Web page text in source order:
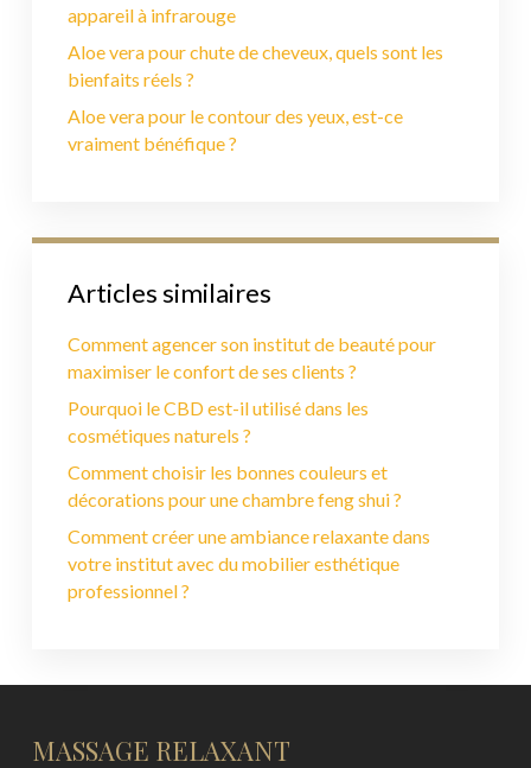
appareil à infrarouge
Aloe vera pour chute de cheveux, quels sont les
bienfaits réels ?
Aloe vera pour le contour des yeux, est-ce
vraiment bénéfique ?
Articles similaires
Comment agencer son institut de beauté pour
maximiser le confort de ses clients ?
Pourquoi le CBD est-il utilisé dans les
cosmétiques naturels ?
Comment choisir les bonnes couleurs et
décorations pour une chambre feng shui ?
Comment créer une ambiance relaxante dans
votre institut avec du mobilier esthétique
professionnel ?
MASSAGE RELAXANT